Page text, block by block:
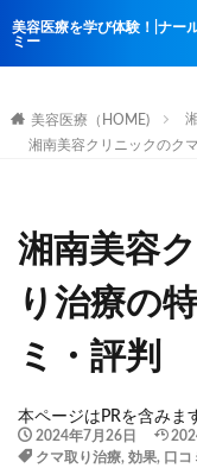
美容医療を学び体験！|ナー
ミー
美容医療（HOME)
湘南美容クリニックのク
湘南美容
り治療の
ミ・評判
本ページはPRを含みま
2024年7月26日
クマ取り治療, 効果, 口コ